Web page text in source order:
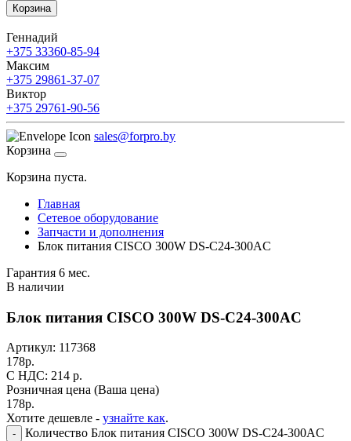
Корзина
Геннадий
+375 33360-85-94
Максим
+375 29861-37-07
Виктор
+375 29761-90-56
sales@forpro.by
Корзина
Корзина пуста.
Главная
Сетевое оборудование
Запчасти и дополнения
Блок питания CISCO 300W DS-C24-300AC
Гарантия 6 мес.
В наличии
Блок питания CISCO 300W DS-C24-300AC
Артикул: 117368
178р.
C НДС: 214 р.
Розничная цена (Ваша цена)
178р.
Хотите дешевле - узнайте как.
- Количество Блок питания CISCO 300W DS-C24-300AC